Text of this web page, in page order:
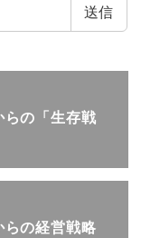
の「生存戦
の経営戦略